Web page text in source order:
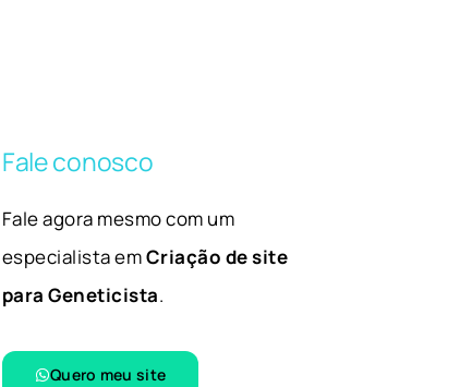
Fale conosco
Fale agora mesmo com um
especialista emCriação de site
para Geneticista.
Quero meu site